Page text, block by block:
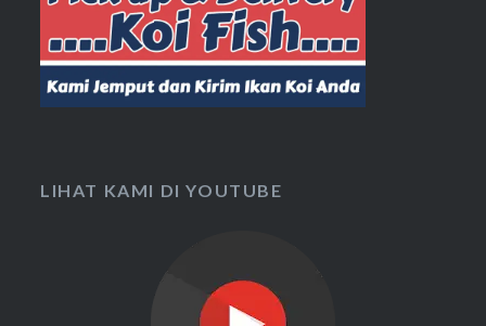
LIHAT KAMI DI YOUTUBE